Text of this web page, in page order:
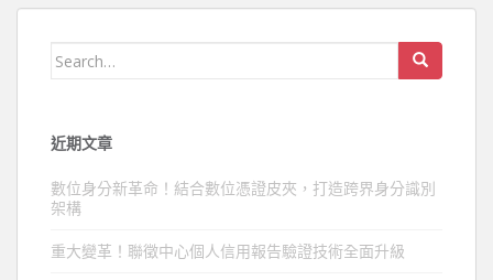
Search
近期文章
數位身分新革命！結合數位憑證皮夾，打造跨界身分識別
架構
重大變革！聯徵中心個人信用報告驗證技術全面升級